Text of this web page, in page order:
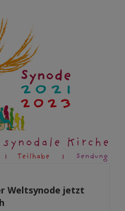
Apr 2026
Mär 2026
Feb 2026
Nov 2025
Weltsynode jetzt